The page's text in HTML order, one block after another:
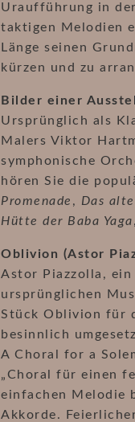
Uraufführung in
taktigen Melodien
Länge seinen
kürzen und zu
Bilder einer
Ursprünglich als
Malers Viktor
symphonische
hören Sie die
Promenade , Das
Hütte der Baba Yaga,
Oblivion (Astor
Astor Piazzolla, ein
ursprünglichen
Stück Oblivion für
besinnlich
A Choral for a
„Choral für einen
einfachen Melodie
Akkorde.